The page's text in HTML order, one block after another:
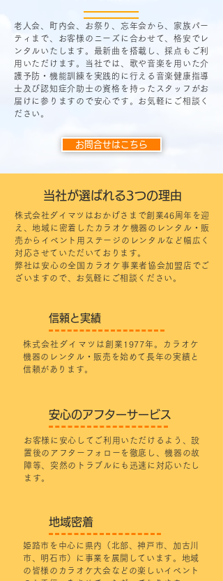
老人会、町内会、お祭り、忘年会から、家族パー
ティまで、お客様のニーズに合わせて、格安でレ
ンタルいたします。最新曲を搭載し、採点もご利
用いただけます。当社では、歌や音楽を用いた介
護予防・機能訓練を実践的に行える音楽健康指導
士及び認知症介助士の資格を持ったスタッフがお
届けに参りますので安心です。
お気軽にご相談く
ださい。
お問合せはこちら
当社が選ばれる3つの理由
株式会社ダイマツはおかげさまで創業46周年を迎
え、地域に密着したカラオケ機器のレンタル・販
売からイベント用ステージのレンタルなど幅広く
対応させていただいております。
弊社は安心の全国カラオケ事業者協会加盟店でご
ざいますので、お気軽にご相談ください。
信頼と実績
株式会社ダイマツは創業1977年。カラオケ
機器のレンタル・販売を始めて長年の実績と
信頼があります。
安心のアフターサービス
お客様に安心してご利用いただけるよう、設
置後のアフターフォローを徹底し、機器の故
障等、突然のトラブルにも迅速に対応いたし
ます。
地域密着
姫路市を中心に県内（北部、神戸市、加古川
市、明石市）に事業を展開しています。地域
の皆様のカラオケ大会などの楽しいイベント